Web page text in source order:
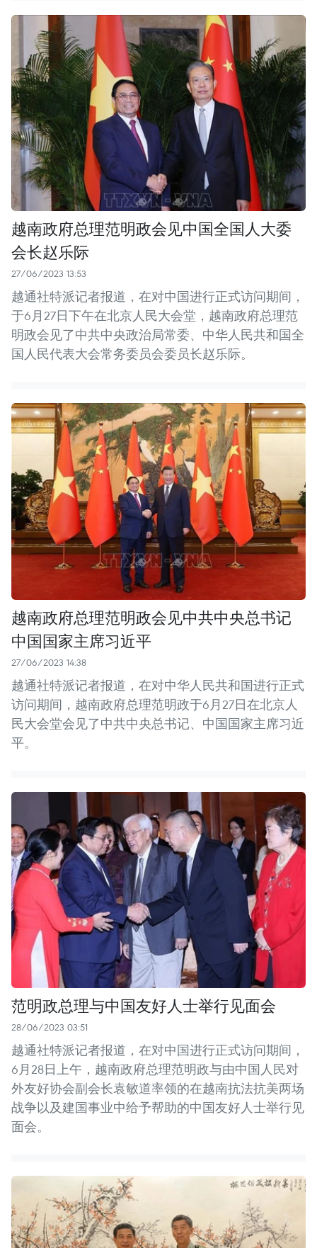
越南政府总理范明政会见中国全国人大委
会长赵乐际
27/06/2023 13:53
越通社特派记者报道，在对中国进行正式访问期间，
于6月27日下午在北京人民大会堂，越南政府总理范
明政会见了中共中央政治局常委、中华人民共和国全
国人民代表大会常务委员会委员长赵乐际。
越南政府总理范明政会见中共中央总书记
中国国家主席习近平
27/06/2023 14:38
越通社特派记者报道，在对中华人民共和国进行正式
访问期间，越南政府总理范明政于6月27日在北京人
民大会堂会见了中共中央总书记、中国国家主席习近
平。
范明政总理与中国友好人士举行见面会
28/06/2023 03:51
越通社特派记者报道，在对中国进行正式访问期间，
6月28日上午，越南政府总理范明政与由中国人民对
外友好协会副会长袁敏道率领的在越南抗法抗美两场
战争以及建国事业中给予帮助的中国友好人士举行见
面会。